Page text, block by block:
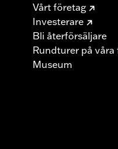
Vårt företag
Investerare
Bli återförsäljare
Rundturer på våra
Museum